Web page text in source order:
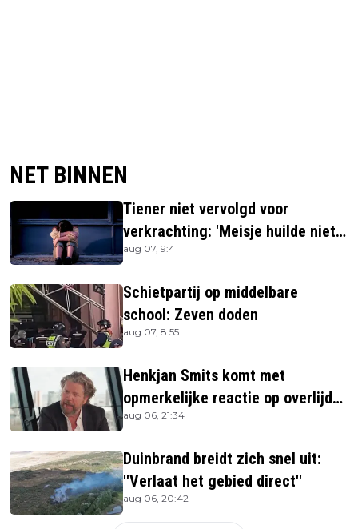
NET BINNEN
Tiener niet vervolgd voor
verkrachting: 'Meisje huilde niet
hard genoeg'
aug 07, 9:41
Schietpartij op middelbare
school: Zeven doden
aug 07, 8:55
Henkjan Smits komt met
opmerkelijke reactie op overlijden
Jerney Kaagman
aug 06, 21:34
Duinbrand breidt zich snel uit:
''Verlaat het gebied direct''
aug 06, 20:42